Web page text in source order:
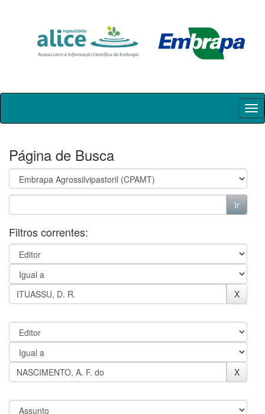
Skip
Página de Busca
Filtros correntes: